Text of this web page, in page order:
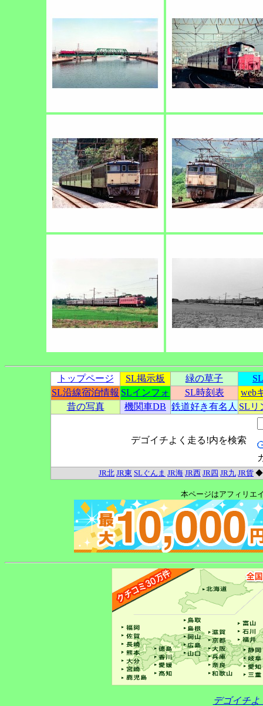
トップページ SL掲示板 緑の草子
SL沿線宿泊情報 SLインフォ SL時刻表
web
昔の写真
機関車DB 鉄道好き有名人 SLリ
デゴイチよく走る!内を検索
JR北 JR東 SLぐんま JR海 JR西 JR四 JR九 JR貨
本ページはアフィリエ
デゴイチよ